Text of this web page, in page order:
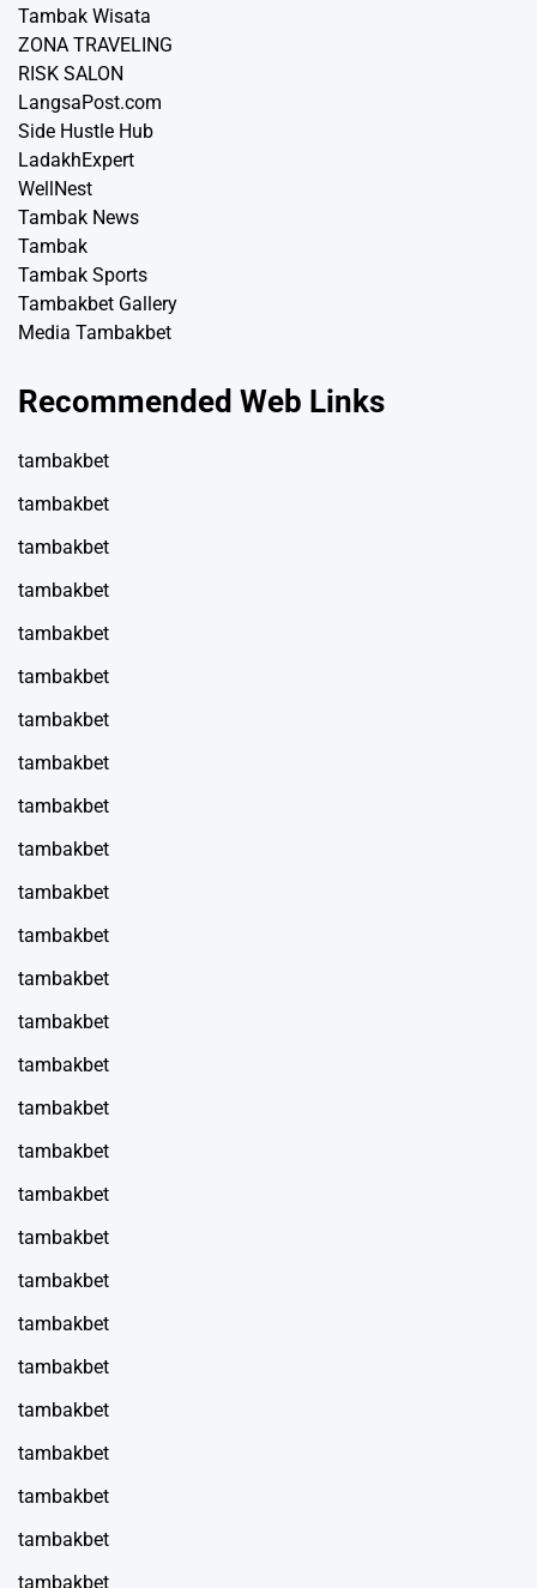
Tambak Wisata
ZONA TRAVELING
RISK SALON
LangsaPost.com
Side Hustle Hub
LadakhExpert
WellNest
Tambak News
Tambak
Tambak Sports
Tambakbet Gallery
Media Tambakbet
Recommended Web Links
tambakbet
tambakbet
tambakbet
tambakbet
tambakbet
tambakbet
tambakbet
tambakbet
tambakbet
tambakbet
tambakbet
tambakbet
tambakbet
tambakbet
tambakbet
tambakbet
tambakbet
tambakbet
tambakbet
tambakbet
tambakbet
tambakbet
tambakbet
tambakbet
tambakbet
tambakbet
tambakbet